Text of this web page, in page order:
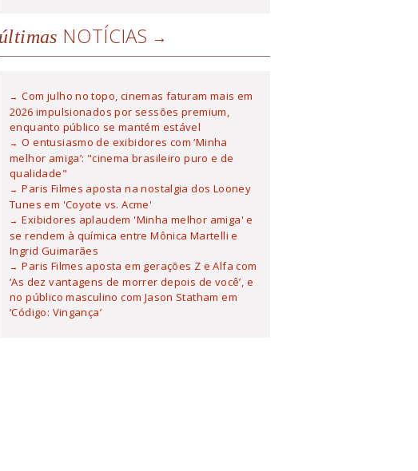
últimas NOTÍCIAS
Com julho no topo, cinemas faturam mais em
2026 impulsionados por sessões premium,
enquanto público se mantém estável
O entusiasmo de exibidores com ‘Minha
melhor amiga’: "cinema brasileiro puro e de
qualidade"
Paris Filmes aposta na nostalgia dos Looney
Tunes em 'Coyote vs. Acme'
Exibidores aplaudem 'Minha melhor amiga' e
se rendem à química entre Mônica Martelli e
Ingrid Guimarães
Paris Filmes aposta em gerações Z e Alfa com
‘As dez vantagens de morrer depois de você’, e
no público masculino com Jason Statham em
‘Código: Vingança’